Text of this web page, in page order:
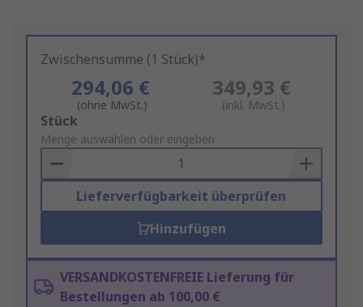
Zwischensumme (1 Stück)*
294,06 €
(ohne MwSt.)
349,93 €
(inkl. MwSt.)
Add
to
Basket
Stück
Menge auswählen oder eingeben
Lieferverfügbarkeit überprüfen
Hinzufügen
VERSANDKOSTENFREIE Lieferung für
Bestellungen ab 100,00 €